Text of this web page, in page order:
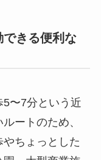
きる便利な
〜7分という近
ートのため、
ちょっとした